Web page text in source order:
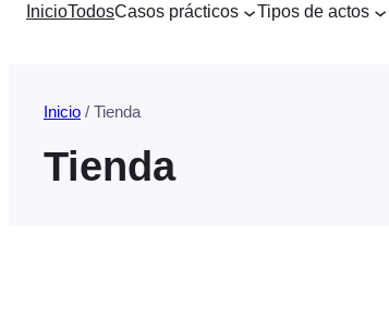
InicioTodosCasos prácticos Tipos de actos
Inicio / Tienda
Tienda